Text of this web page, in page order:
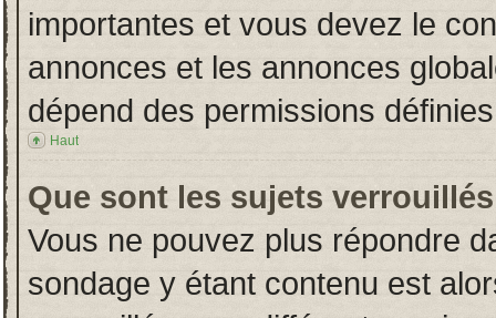
importantes et vous devez le
annonces et les annonces
dépend des permissions
Haut
Que sont les sujets
Vous ne pouvez plus répondre
sondage y étant contenu est